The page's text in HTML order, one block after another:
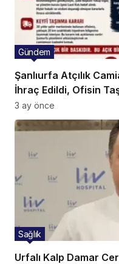
Şanlıurfa Atçılık
İhraç Edildi, Ofisin
Gündem
3 ay önce
Urfalı Kalp Damar
Sağlık